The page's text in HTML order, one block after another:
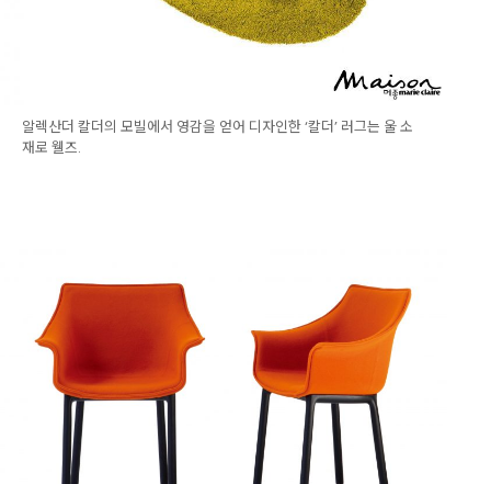
알렉산더 칼더의 모빌에서 영감을 얻어 디자인한 ‘칼더’ 러그는 울 소
재로 웰즈.